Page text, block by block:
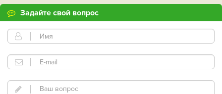
Задайте свой вопрос